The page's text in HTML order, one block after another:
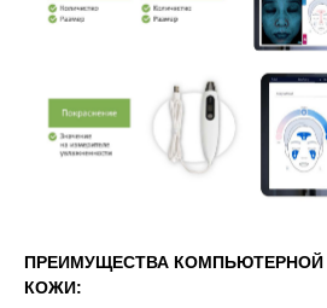
ПРЕИМУЩЕСТВА КОМПЬЮТЕРНОЙ
КОЖИ: